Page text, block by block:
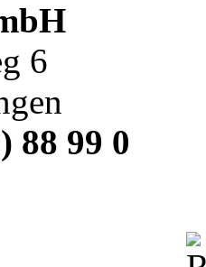
6
88 99 0